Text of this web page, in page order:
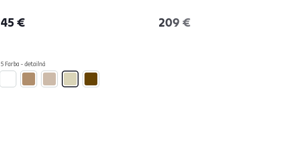
45 €
5 Farba - detailná
209 €